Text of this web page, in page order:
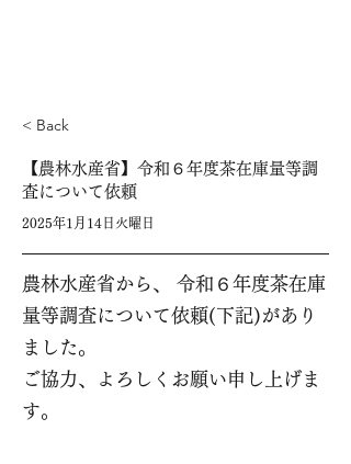
< Back
【農林水産省】令和６年度茶在庫量等調
査について依頼
2025年1月14日火曜日
農林水産省から、 令和６年度茶在庫
量等調査について依頼(下記)があり
ました。
ご協力、よろしくお願い申し上げま
す。